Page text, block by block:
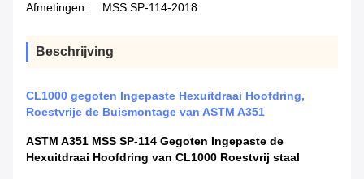
Afmetingen:
MSS SP-114-2018
Beschrijving
CL1000 gegoten Ingepaste Hexuitdraai Hoofdring,
Roestvrije de Buismontage van ASTM A351
ASTM A351 MSS SP-114 Gegoten Ingepaste de
Hexuitdraai Hoofdring van CL1000 Roestvrij staal